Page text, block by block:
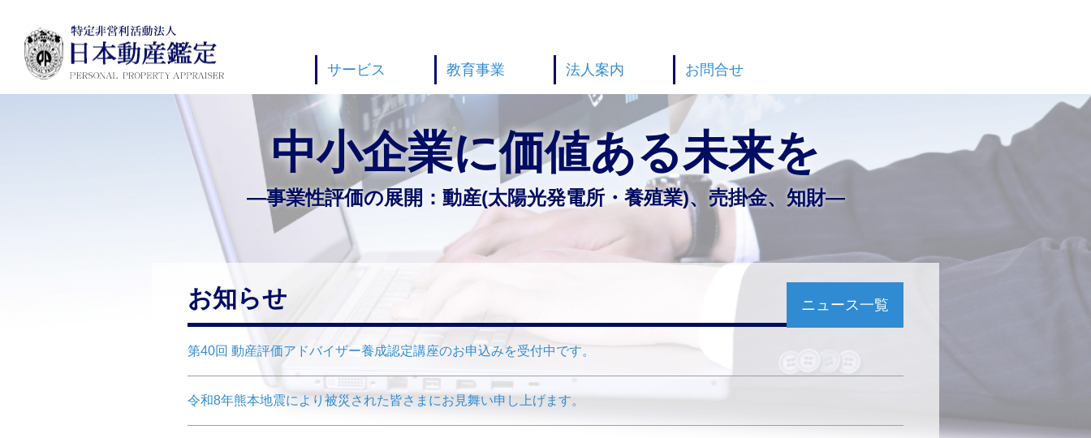
サービス 教育事業 法人案内 お問合せ
中小企業に価値ある未来を
―事業性評価の展開： 動産(太陽光発電所・養殖業)、 売掛金、知財―
お知らせ ニュース一覧
第40回 動産評価アドバイザー養成認定講座のお申込みを受付中です。
令和8年熊本地震により被災された皆さまにお見舞い申し上げます。